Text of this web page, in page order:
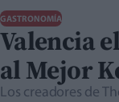
GASTRONOMÍA
Valencia
al Mejor
Los creadores de